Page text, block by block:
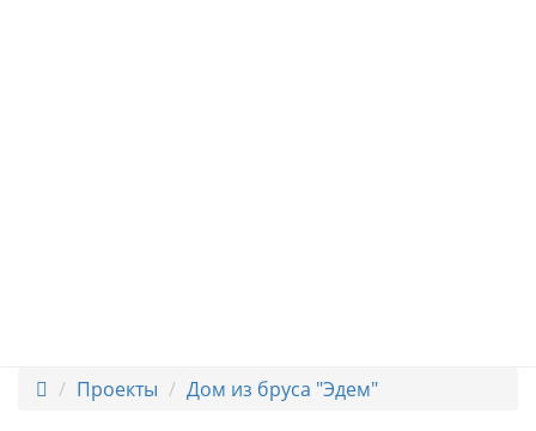
Проекты Дом из бруса "Эдем"